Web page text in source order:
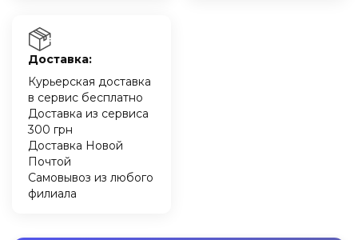
Доставка:
Курьерская доставка
в сервис бесплатно
Доставка из сервиса
300 грн
Доставка Новой
Почтой
Самовывоз из любого
филиала